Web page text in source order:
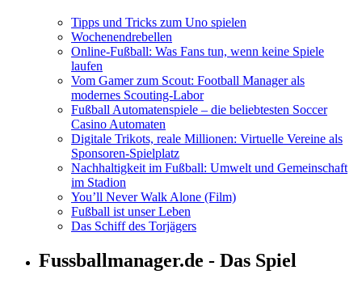
Tipps und Tricks zum Uno spielen
Wochenendrebellen
Online-Fußball: Was Fans tun, wenn keine Spiele
laufen
Vom Gamer zum Scout: Football Manager als
modernes Scouting-Labor
Fußball Automatenspiele – die beliebtesten Soccer
Casino Automaten
Digitale Trikots, reale Millionen: Virtuelle Vereine als
Sponsoren-Spielplatz
Nachhaltigkeit im Fußball: Umwelt und Gemeinschaft
im Stadion
You’ll Never Walk Alone (Film)
Fußball ist unser Leben
Das Schiff des Torjägers
Fussballmanager.de - Das Spiel